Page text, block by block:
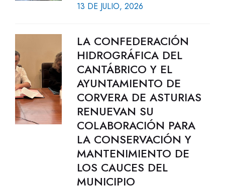
13 DE JULIO, 2026
LA CONFEDERACIÓN
HIDROGRÁFICA DEL
CANTÁBRICO Y EL
AYUNTAMIENTO DE
CORVERA DE ASTURIAS
RENUEVAN SU
COLABORACIÓN PARA
LA CONSERVACIÓN Y
MANTENIMIENTO DE
LOS CAUCES DEL
MUNICIPIO